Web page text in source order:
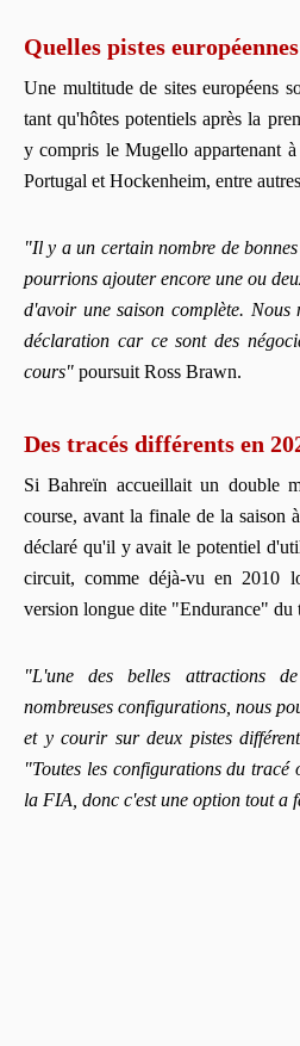
Quelles pistes
Une multitude de sites européens
tant qu'hôtes potentiels après la
y compris le Mugello appartenant
Portugal et Hockenheim, entre
"Il y a un certain nombre de
pourrions ajouter encore une ou
d'avoir une saison complète. Nous
déclaration car ce sont des
cours" poursuit Ross Brawn.
Des tracés différents en
Si Bahreïn accueillait un double
course, avant la finale de la saison
déclaré qu'il y avait le potentiel
circuit, comme déjà-vu en 2010
version longue dite "Endurance" du
"L'une des belles attractions
nombreuses configurations, nous
et y courir sur deux pistes
"Toutes les configurations du
la FIA, donc c'est une option tout a